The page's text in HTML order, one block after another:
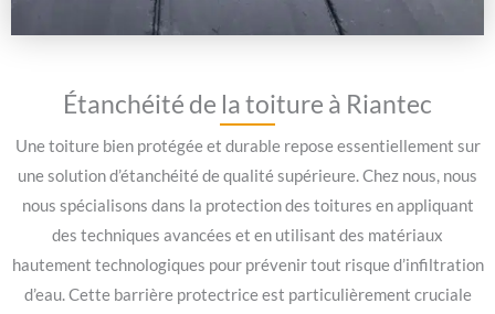
Étanchéité de la toiture à Riantec
Une toiture bien protégée et durable repose essentiellement sur
une solution d’étanchéité de qualité supérieure. Chez nous, nous
nous spécialisons dans la protection des toitures en appliquant
des techniques avancées et en utilisant des matériaux
hautement technologiques pour prévenir tout risque d’infiltration
d’eau. Cette barrière protectrice est particulièrement cruciale